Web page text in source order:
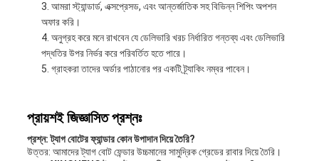
আমরা স্ট্যান্ডার্ড, এক্সপ্রেসড, এবং আন্তর্জাতিক সহ বিভিন্ন শিপিং অপশন
অফার করি।
অনুগ্রহ করে মনে রাখবেন যে ডেলিভারি খরচ নির্ধারিত গন্তব্য এবং ডেলিভারি
পদ্ধতির উপর নির্ভর করে পরিবর্তিত হতে পারে।
গ্রাহকরা তাদের অর্ডার পাঠানোর পর একটি ট্র্যাকিং নম্বর পাবেন।
প্রায়শই জিজ্ঞাসিত প্রশ্নঃ
প্রশ্ন: ট্যাগ বোটের ফ্যান্ডার কোন উপাদান দিয়ে তৈরি?
উত্তর: আমাদের ট্যাগ বোট ফেন্ডার উচ্চমানের সামুদ্রিক গ্রেডের রাবার দিয়ে তৈরি।